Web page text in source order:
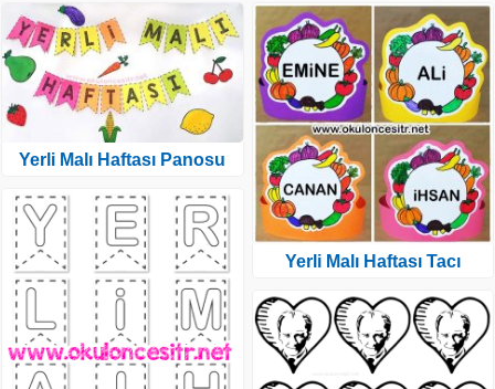
Yerli Malı Haftası Panosu
Yerli Malı Haftası Tacı